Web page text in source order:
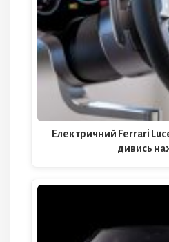
Електричний Ferrari
дивись